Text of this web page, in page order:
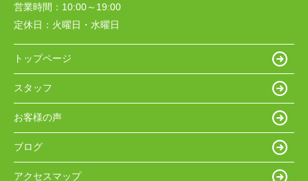
営業時間： 10:00～19:00
定休日： 火曜日・水曜日
トップページ
スタッフ
お客様の声
ブログ
アクセスマップ